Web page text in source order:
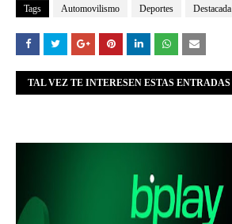
Tags Automovilismo Deportes Destacada
TAL VEZ TE INTERESEN ESTAS ENTRADAS